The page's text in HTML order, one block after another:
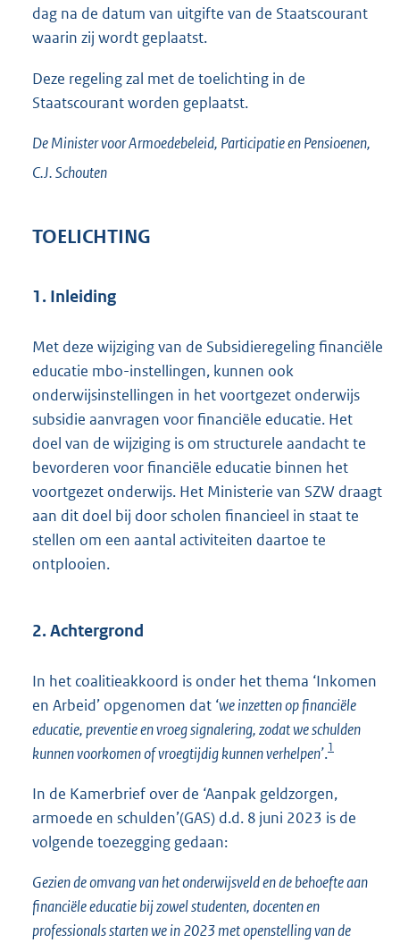
dag na de datum van uitgifte van de Staatscourant
waarin zij wordt geplaatst.
Deze regeling zal met de toelichting in de
Staatscourant worden geplaatst.
De Minister voor Armoedebeleid, Participatie en Pensioenen,
C.J.Schouten
TOELICHTING
1. Inleiding
Met deze wijziging van de Subsidieregeling financiële
educatie mbo-instellingen, kunnen ook
onderwijsinstellingen in het voortgezet onderwijs
subsidie aanvragen voor financiële educatie. Het
doel van de wijziging is om structurele aandacht te
bevorderen voor financiële educatie binnen het
voortgezet onderwijs. Het Ministerie van SZW draagt
aan dit doel bij door scholen financieel in staat te
stellen om een aantal activiteiten daartoe te
ontplooien.
2. Achtergrond
In het coalitieakkoord is onder het thema ‘Inkomen
en Arbeid’ opgenomen dat ‘we inzetten op financiële
educatie, preventie en vroeg signalering, zodat we schulden
kunnen voorkomen of vroegtijdig kunnen verhelpen’.1
In de Kamerbrief over de ‘Aanpak geldzorgen,
armoede en schulden’(GAS) d.d. 8 juni 2023 is de
volgende toezegging gedaan:
Gezien de omvang van het onderwijsveld en de behoefte aan
financiële educatie bij zowel studenten, docenten en
professionals starten we in 2023 met openstelling van de